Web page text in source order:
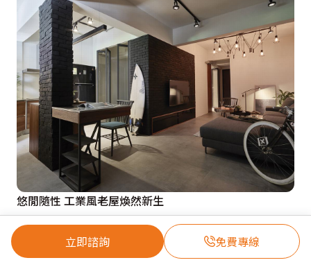
立即諮詢 免費專線
悠閒隨性 工業風老屋煥然新生